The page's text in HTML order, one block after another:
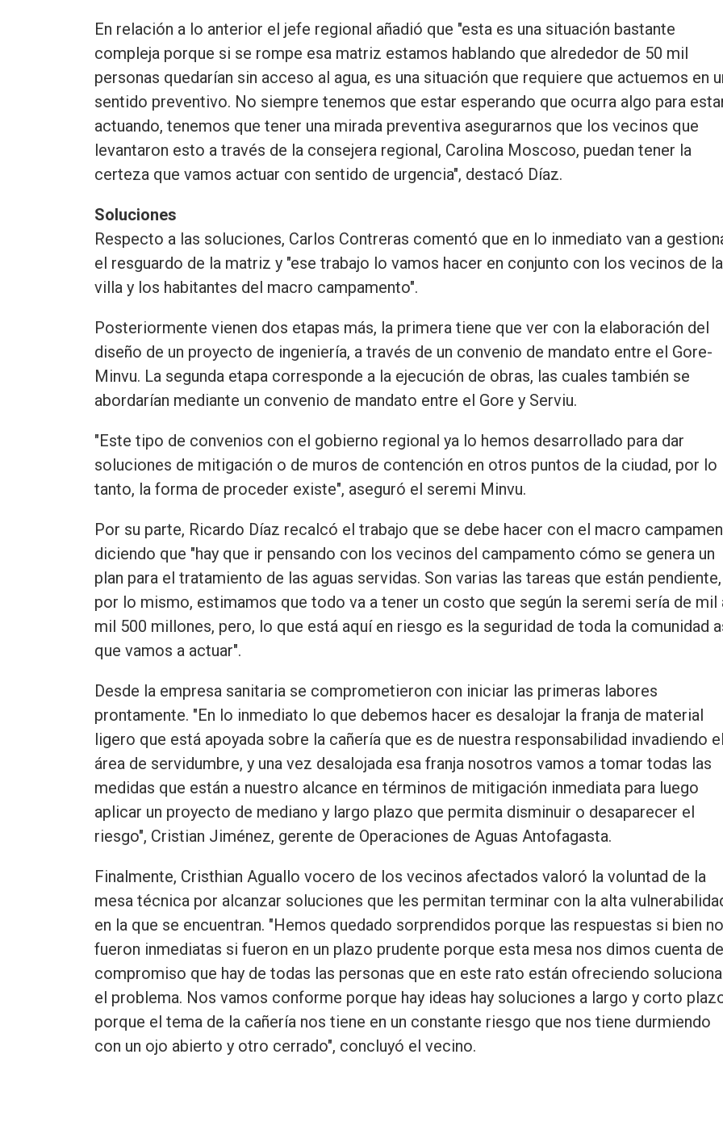
En relación a lo anterior el jefe regional añadió que "esta es una situación bastante
compleja porque si se rompe esa matriz estamos hablando que alrededor de 50 mil
personas quedarían sin acceso al agua, es una situación que requiere que actuemos en
sentido preventivo. No siempre tenemos que estar esperando que ocurra algo para
actuando, tenemos que tener una mirada preventiva asegurarnos que los vecinos que
levantaron esto a través de la consejera regional, Carolina Moscoso, puedan tener la
certeza que vamos actuar con sentido de urgencia", destacó Díaz.
Soluciones
Respecto a las soluciones, Carlos Contreras comentó que en lo inmediato van a
el resguardo de la matriz y "ese trabajo lo vamos hacer en conjunto con los vecinos de la
villa y los habitantes del macro campamento".
Posteriormente vienen dos etapas más, la primera tiene que ver con la elaboración del
diseño de un proyecto de ingeniería, a través de un convenio de mandato entre el Gore-
Minvu. La segunda etapa corresponde a la ejecución de obras, las cuales también se
abordarían mediante un convenio de mandato entre el Gore y Serviu.
"Este tipo de convenios con el gobierno regional ya lo hemos desarrollado para dar
soluciones de mitigación o de muros de contención en otros puntos de la ciudad, por lo
tanto, la forma de proceder existe", aseguró el seremi Minvu.
Por su parte, Ricardo Díaz recalcó el trabajo que se debe hacer con el macro
diciendo que "hay que ir pensando con los vecinos del campamento cómo se genera un
plan para el tratamiento de las aguas servidas. Son varias las tareas que están pendiente,
por lo mismo, estimamos que todo va a tener un costo que según la seremi sería de mil
mil 500 millones, pero, lo que está aquí en riesgo es la seguridad de toda la comunidad
que vamos a actuar".
Desde la empresa sanitaria se comprometieron con iniciar las primeras labores
prontamente. "En lo inmediato lo que debemos hacer es desalojar la franja de material
ligero que está apoyada sobre la cañería que es de nuestra responsabilidad invadiendo el
área de servidumbre, y una vez desalojada esa franja nosotros vamos a tomar todas las
medidas que están a nuestro alcance en términos de mitigación inmediata para luego
aplicar un proyecto de mediano y largo plazo que permita disminuir o desaparecer el
riesgo", Cristian Jiménez, gerente de Operaciones de Aguas Antofagasta.
Finalmente, Cristhian Aguallo vocero de los vecinos afectados valoró la voluntad de la
mesa técnica por alcanzar soluciones que les permitan terminar con la alta
en la que se encuentran. "Hemos quedado sorprendidos porque las respuestas si bien no
fueron inmediatas si fueron en un plazo prudente porque esta mesa nos dimos cuenta
compromiso que hay de todas las personas que en este rato están ofreciendo
el problema. Nos vamos conforme porque hay ideas hay soluciones a largo y corto
porque el tema de la cañería nos tiene en un constante riesgo que nos tiene durmiendo
con un ojo abierto y otro cerrado", concluyó el vecino.